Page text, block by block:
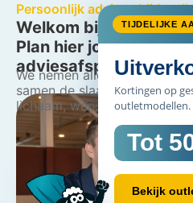
TIJDELIJKE
Kortingen op
outletmodellen.
Tot
Bekijk
Persoonlijk advies altijd
Welkom bij Passie
Plan hier jouw
adviesafspraak
We nemen alle tijd voor je
samen de slaapoplossing
lichaam, wensen en budget.